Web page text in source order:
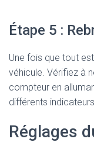
Étape 5 :
Une fois que tout
véhicule. Vérifiez à
compteur en
différents
Réglages